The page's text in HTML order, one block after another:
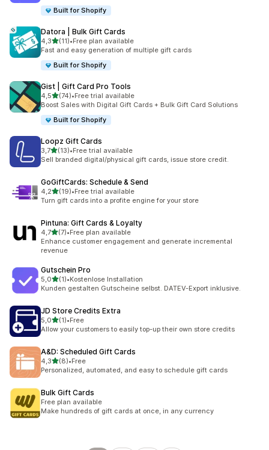
Built for Shopify
Datora | Bulk Gift Cards
4,35 yıldız üzerinden
(11)
toplam 11 değerlendirme
•Free plan available
Fast and easy generation of multiple gift cards
Built for Shopify
Gist | Gift Card Pro Tools
4,55 yıldız üzerinden
(74)
toplam 74 değerlendirme
•Free trial available
Boost Sales with Digital Gift Cards + Bulk Gift Card Solutions
Built for Shopify
Loopz Gift Cards
3,75 yıldız üzerinden
(13)
toplam 13 değerlendirme
•Free trial available
Sell branded digital/physical gift cards, issue store credit.
GoGiftCards: Schedule & Send
4,25 yıldız üzerinden
(19)
toplam 19 değerlendirme
•Free trial available
Turn gift cards into a profite engine for your store
Pintuna: Gift Cards & Loyalty
4,75 yıldız üzerinden
(7)
toplam 7 değerlendirme
•Free plan available
Enhance customer engagement and generate incremental
revenue
Gutschein Pro
5,05 yıldız üzerinden
(1)
toplam 1 değerlendirme
•Kostenlose Installation
Kunden gestalten Gutscheine selbst. DATEV-Export inklusive.
JD Store Credits Extra
5,05 yıldız üzerinden
(1)
toplam 1 değerlendirme
•Free
Allow your customers to easily top-up their own store credits
A&D: Scheduled Gift Cards
4,35 yıldız üzerinden
(8)
toplam 8 değerlendirme
•Free
Personalized, automated, and easy to schedule gift cards
Bulk Gift Cards
Free plan available
Make hundreds of gift cards at once, in any currency